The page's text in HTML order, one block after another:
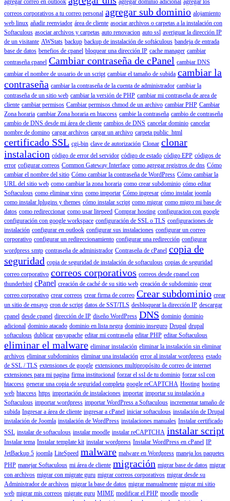
correos corporativos a tu correo personal agregar sub dominio alojamiento
web linux añadir reenviador área de cliente asociar archivos o carpetas a la instalación con
Softaculous asociar archivos y carpetas auto renovacion auto ssl averiguar la dirección IP
de un visitante AWStats backup backup de instalación de softáculous bandeja de entrada
base de datos benefios de cpanel bloquear una dirección IP cache manager cambiar
contraseña cpanel Cambiar contraseña de cPanel cambiar DNS
cambiar el nombre de usuario de un script cambiar el tamaño de subida cambiar la
contraseña cambiar la contraseña de la cuenta de administrador cambiar la
contraseña de un sitio web cambiar la versión de PHP cambiar mi contraseña de area de
cliente cambiar permisos Cambiar permisos chmod de un archivo cambiar PHP Cambiar
Zona horaria cambiar Zona horaria en htaccess cambie la contraseña cambio de contraseña
cambio de DNS desde mi área de cliente cambios de DNS cancelar dominio cancelar
nombre de domino cargar archivos cargar un archivo carpeta public_html
certificado SSL cgi-bin clave de autorización Clonar clonar
instalacion código de error del servidor código de estado código EPP códigos de
error cofigurar correos Common Gateway Interface como agregar registros de dns Cómo
cambiar el nombre del sitio Cómo cambiar la contraseña de WordPress Cómo cambiar la
URL del sitio web como cambiar la zona horaria como crear subdominio cómo editar
Softaculous como eliminar virus como importar Cómo ingresar cómo instalar joomla
como instalar lplugins y themes cómo instalar script como migrar como migro mi base de
datos como redireccionar como usar litepeed Comprar hosting configuracion con google
configuración con google workspace configuración de SSL o TLS configuraciones de
instalación configurar en outlook configurar sus instalaciones configurar un correo
corporativo configurar un redireccionamiento configurar una redirección configurar
wordpress smtp contraseña de administrador Contraseña de cPanel copia de
seguridad copia de seguridad de instalación de softaculous copias de seguridad
correo corporativo correos corporativos correos desde cpanel con
thunderbird cPanel creación de caché de su sitio web creación de subdominio crear
correo corporativo crear correos crear firma de correo Crear subdominio crear
un sitio de ensayo cron de script datos de SST/TLS desbloquear la dirección IP descargar
cpanel desde cpanel dirección de IP diseño WordPress DNS dominio dominio
adicional dominio atacado dominio en lista negra dominio inseguro Drupal drupal
softaculous dublicar easyapache editar mi contraseña editar PHP editar Softaculous
eliminar el malware eliminar instalación eliminar la instalación sin eliminar
archivos eliminar subdominios eliminar una instalación error al instalar wordpress estado
de SSL / TLS extensiones de google extensiones multipropósito de correo de internet
extensiones para mi pagina firma institucional forzar el ssl de tu dominio forzar ssl con
htaccess generar una copia de seguridad completa google reCAPTCHA Hosting hosting
web htaccess https importación de instalaciones importar importar su instalación a
Softaculous importar wordpress importar WordPress a Softaculous incrementar tamaño de
subida Ingresar a área de cliente ingresar a cPanel iniciar softaculous instalación de Drupal
instalación de Joomla instalación de WordPress instalaciones manuales Instalar certificado
SSL instalar de softaculous instalar moodle instalar reCAPTCHA instalar script
Instalar tema Instalar template kit instalar wordpress Instalar WordPress en cPanel IP
JetBackup 5 joomla LiteSpeed malware malware en Wordpress maneja los paquetes
PHP manejar Softaculous mi área de cliente migración migrar base de datos migrar
con archivos migrar con migrate guru migrar correos corporativos migrar desde su
Administrador de archivos migrar la base de datos migrar manualmente migrar mi sitio
web migrar mis correos migrate guru MIME modificar el PHP moodle moodle